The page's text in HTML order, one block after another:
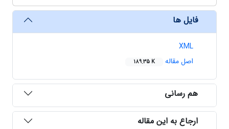
فایل ها
XML
اصل مقاله
189.35 K
هم رسانی
ارجاع به این مقاله